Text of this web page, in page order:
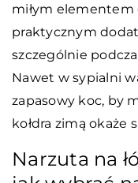
miłym elementem
praktycznym
szczególnie
Nawet w sypialni
zapasowy koc, by
kołdra zimą okaże
Narzuta na